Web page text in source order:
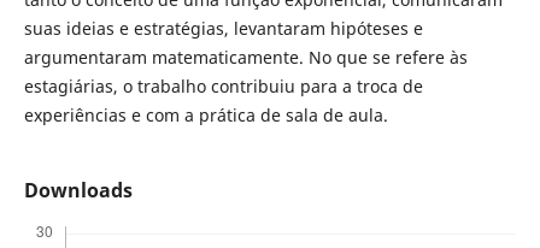
suas ideias e estratégias, levantaram hipóteses e
argumentaram matematicamente. No que se refere às
estagiárias, o trabalho contribuiu para a troca de
experiências e com a prática de sala de aula.
Downloads